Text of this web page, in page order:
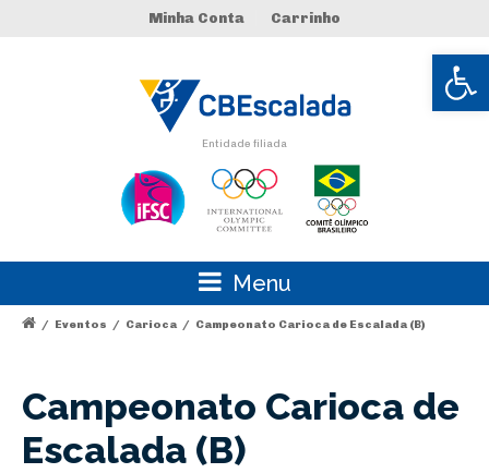
Abrir
Minha Conta Carrinho
Entidade filiada
Menu
/ Eventos / Carioca / Campeonato Carioca de Escalada (B)
Campeonato Carioca de
Escalada (B)